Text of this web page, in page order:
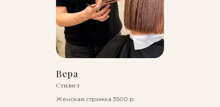
Вера
Стилист
Женская стрижка 3500 р.